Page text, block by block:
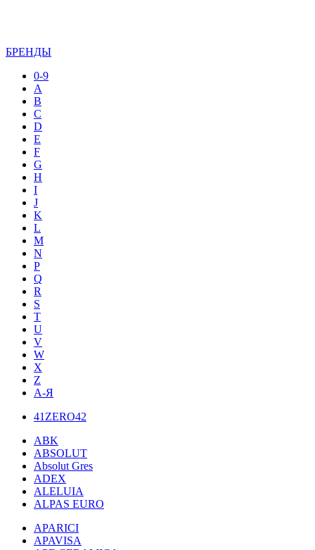
БРЕНДЫ
0-9
A
B
C
D
E
F
G
H
I
J
K
L
M
N
P
Q
R
S
T
U
V
W
X
Z
А-Я
41ZERO42
ABK
ABSOLUT
Absolut Gres
ADEX
ALELUIA
ALPAS EURO
APARICI
APAVISA